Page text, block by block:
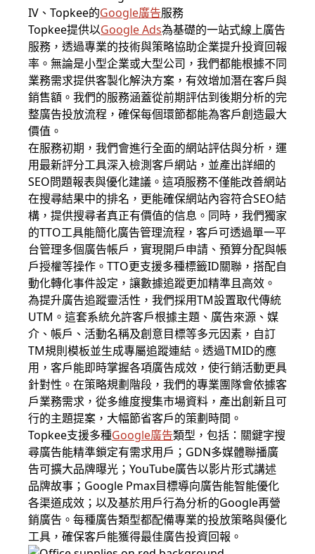
IV、Topkee的Google廣告服務
Topkee提供以Google Ads為基礎的一站式線上廣告
服務，透過專業的技術與策略協助企業提升投資回報
率。無論是小型企業或大型公司，我們都能根據不同
業務需求提供客製化解決方案，有效增加潛在客戶與
銷售額。我們的服務涵蓋從前期評估到後期分析的完
整廣告投放流程，確保每個環節都能為客戶創造最大
價值。
在服務初期，我們會進行全面的網站評估與分析，運
用最新評分工具深入檢測客戶網站，並產出詳細的
SEO問題報表與優化建議。這項服務不僅能改善網站
在搜尋結果中的排名，更能確保網站內容符合SEO結
構，提供搜尋者真正有價值的信息。同時，我們獨家
的TTO工具能簡化廣告管理流程，客戶可透過單一平
台管理多個廣告帳戶，實現開戶申請、預算分配與帳
戶授權等操作。TTO更支援多種標籤ID關聯，搭配自
動化轉化事件設定，讓數據追蹤更加精準且高效。
為提升廣告追蹤靈活性，我們採用TM設置取代傳統
UTM。這套系統允許客戶根據主題、廣告來源、媒
介、帳戶、活動名稱及創意目標等多元因素，自訂
TM規則模板並生成專屬追蹤連結。透過TMID的應
用，客戶能即時掌握各項廣告成效，使行銷活動更具
針對性。在策略規劃階段，我們的專業團隊會依據客
戶業務需求，從多維度搜集市場資料，產出創新且可
行的主題提案，大幅節省客戶的策劃時間。
Topkee支援多種Google廣告類型，包括：關鍵字搜
尋廣告能精準鎖定有需求用戶；GDN多媒體聯播廣
告可擴大品牌曝光；YouTube廣告以影片形式講述
品牌故事；Google Pmax目標導向廣告能智能優化
各渠道成效；以及基於用戶行為分析的Google再營
銷廣告。每種廣告類型都配備專業的投放策略與優化
工具，確保客戶能獲得最佳廣告投資回報。